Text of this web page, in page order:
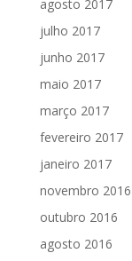
agosto 2017
julho 2017
junho 2017
maio 2017
março 2017
fevereiro 2017
janeiro 2017
novembro 2016
outubro 2016
agosto 2016